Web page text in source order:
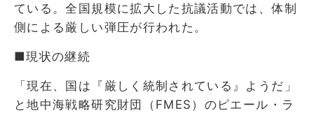
ている。全国規模に拡大した抗議活動では、体制
側による厳しい弾圧が行われた。
■現状の継続
「現在、国は『厳しく統制されている』ようだ」
と地中海戦略研究財団（FMES）のピエール・ラ